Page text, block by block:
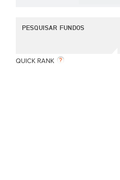
PESQUISAR FUNDOS
QUICK RANK